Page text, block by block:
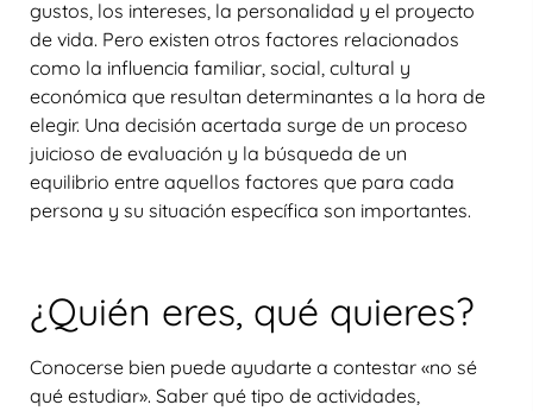
gustos, los intereses, la personalidad y el proyecto
de vida. Pero existen otros factores relacionados
como la influencia familiar, social, cultural y
económica que resultan determinantes a la hora de
elegir. Una decisión acertada surge de un proceso
juicioso de evaluación y la búsqueda de un
equilibrio entre aquellos factores que para cada
persona y su situación específica son importantes.
¿Quién eres, qué quieres?
Conocerse bien puede ayudarte a contestar «no sé
qué estudiar». Saber qué tipo de actividades,